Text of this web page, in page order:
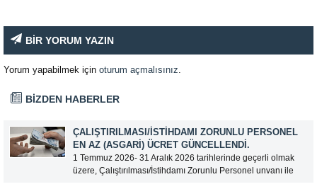
BİR YORUM YAZIN
Yorum yapabilmek için oturum açmalısınız
BİZDEN HABERLER
ÇALIŞTIRILMASI/İSTIHDAMI ZORUNLU PERSONEL
EN AZ (ASGARI) ÜCRET GÜNCELLENDI.
1 Temmuz 2026- 31 Aralık 2026 tarihlerinde geçerli olmak
üzere, Çalıştırılması/İstihdamı Zorunlu Personel unvanı ile